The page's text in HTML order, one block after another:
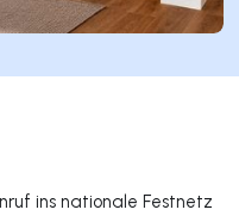
ins nationale Festnetz